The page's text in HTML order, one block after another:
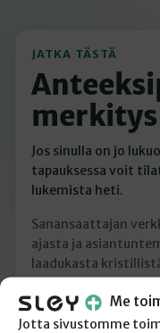
Me
Jotta sivustomme
JATKA TÄSTÄ
Jos sinulla on jo
tapauksessa voit
lukemista heti.
Sanansaattajan
ajasta ja
laadukasta